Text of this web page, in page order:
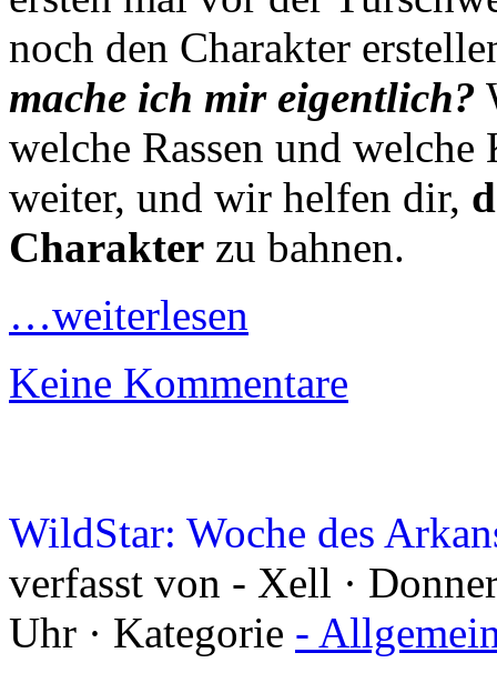
noch den Charakter
mache ich mir eigentlich?
welche Rassen und
weiter, und wir helfen dir,
Charakter zu bahnen.
…weiterlesen
Keine Kommentare
WildStar: Woche des
verfasst von - Xell ·
Uhr · Kategorie -